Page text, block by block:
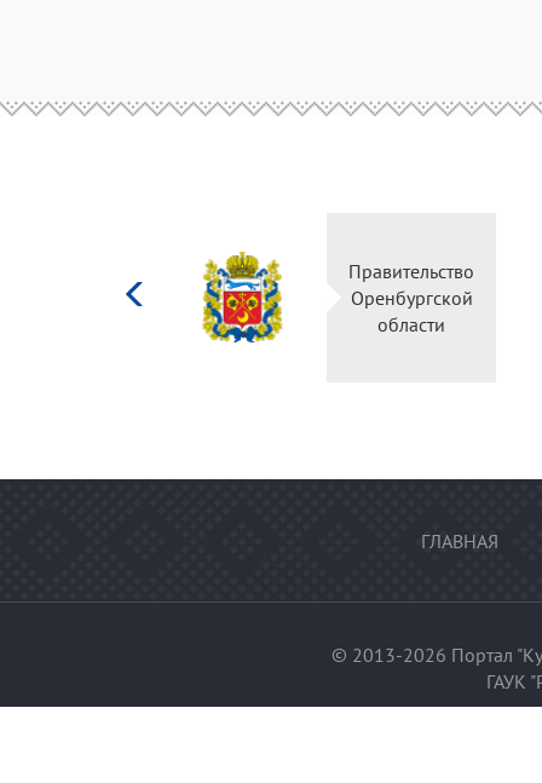
Правительство
Оренбургской
области
ГЛАВНАЯ
© 2013-2026 Портал
ГАУК